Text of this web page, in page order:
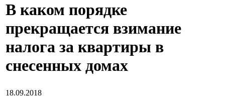
В каком порядке
прекращается взимание
налога за квартиры в
снесенных домах
18.09.2018